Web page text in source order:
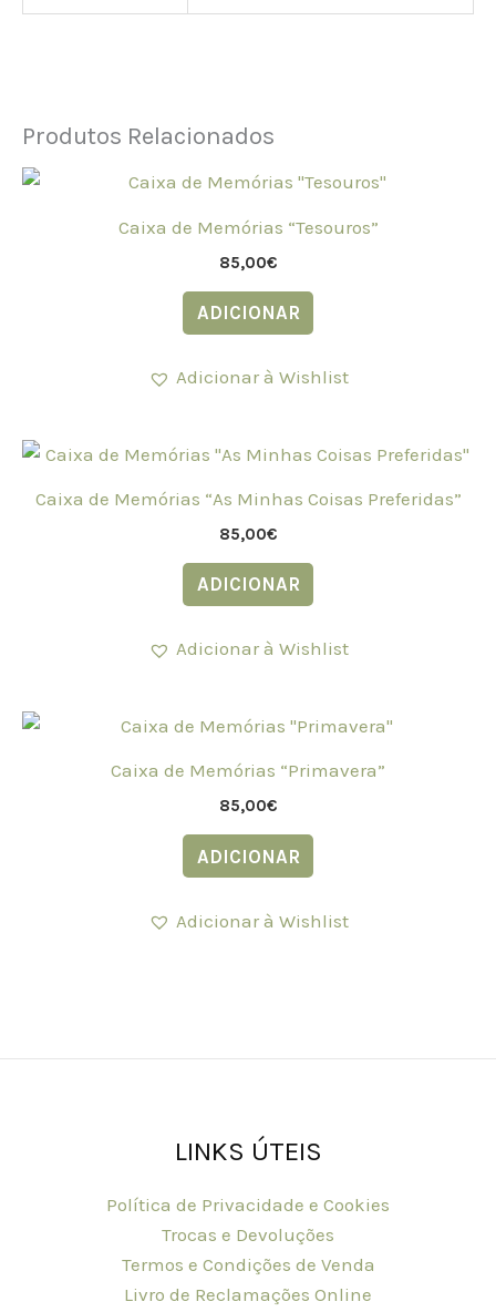
Produtos Relacionados
Caixa de Memórias “Tesouros”
85,00€
ADICIONAR
Adicionar à Wishlist
Caixa de Memórias “As Minhas Coisas Preferidas”
85,00€
ADICIONAR
Adicionar à Wishlist
Caixa de Memórias “Primavera”
85,00€
ADICIONAR
Adicionar à Wishlist
LINKS ÚTEIS
Política de Privacidade e Cookies
Trocas e Devoluções
Termos e Condições de Venda
Livro de Reclamações Online